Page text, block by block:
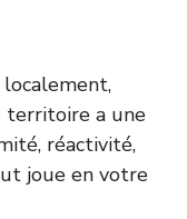
localement,
territoire a une
réactivité,
joue en votre